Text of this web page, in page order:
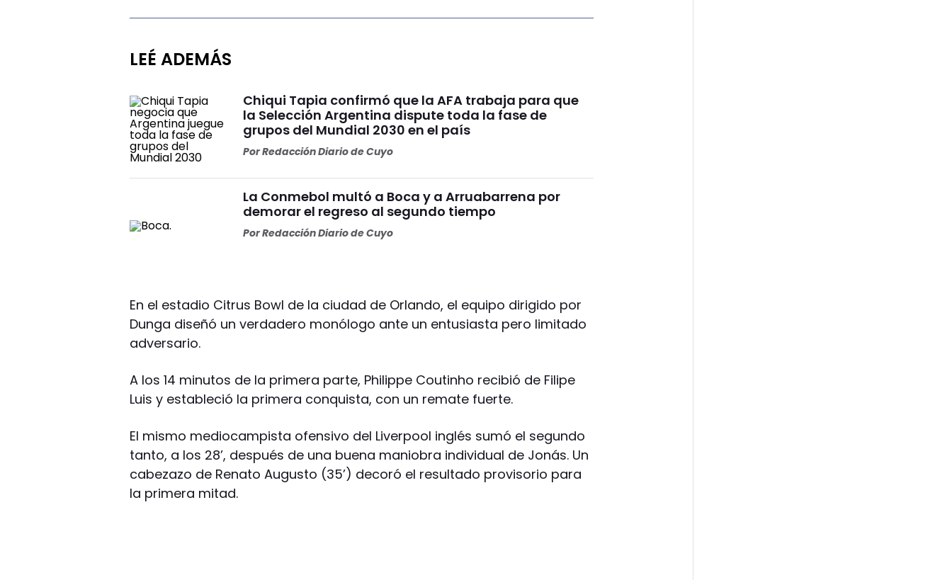
LEÉ ADEMÁS
Chiqui Tapia confirmó que la AFA trabaja para que
la Selección Argentina dispute toda la fase de
grupos del Mundial 2030 en el país
PorRedacción Diario de Cuyo
La Conmebol multó a Boca y a Arruabarrena por
demorar el regreso al segundo tiempo
PorRedacción Diario de Cuyo
En el estadio Citrus Bowl de la ciudad de Orlando, el equipo dirigido por
Dunga diseñó un verdadero monólogo ante un entusiasta pero limitado
adversario.
A los 14 minutos de la primera parte, Philippe Coutinho recibió de Filipe
Luis y estableció la primera conquista, con un remate fuerte.
El mismo mediocampista ofensivo del Liverpool inglés sumó el segundo
tanto, a los 28’, después de una buena maniobra individual de Jonás. Un
cabezazo de Renato Augusto (35’) decoró el resultado provisorio para
la primera mitad.